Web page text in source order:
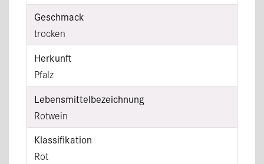
Geschmack
trocken
Herkunft
Pfalz
Lebensmittel­bezeichnung
Rotwein
Klassifikation
Rot